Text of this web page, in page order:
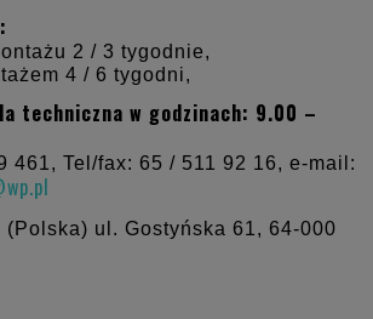
2 / 3 tygodnie,
4 / 6 tygodni,
techniczna w godzinach: 9.00 –
461, Tel/fax: 65 / 511 92 16, e-mail:
ul. Gostyńska 61, 64-000